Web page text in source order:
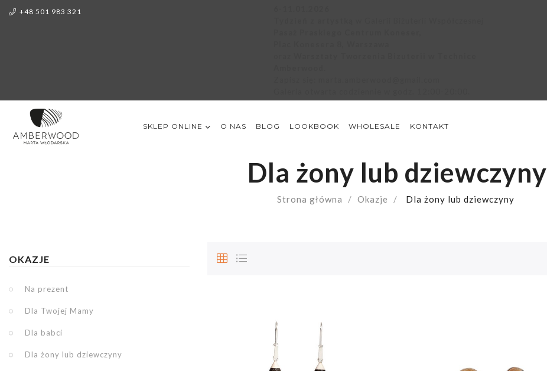
+48 501 983 321
SKLEP ONLINE O NAS BLOG LOOKBOOK WHOLESALE KONTAKT
Dla żony lub dziewczyny
Strona główna Okazje Dla żony lub dziewczyny
OKAZJE
Na prezent
Dla Twojej Mamy
Dla babci
Dla żony lub dziewczyny